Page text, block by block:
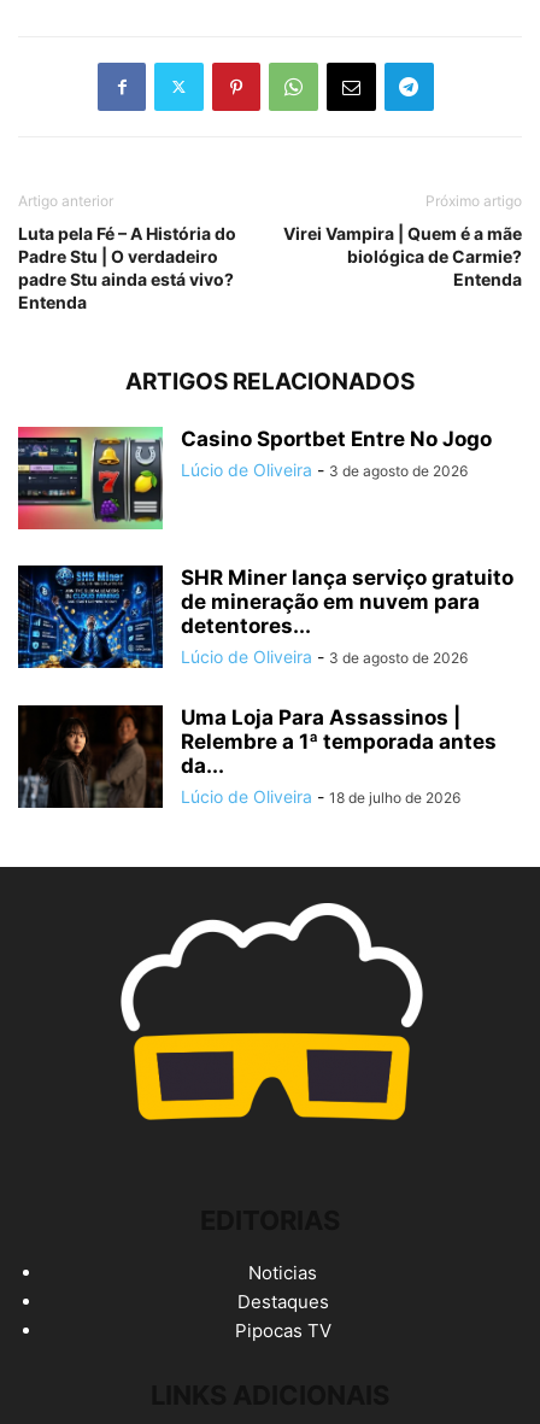
Artigo anterior
Luta pela Fé – A História do
Padre Stu | O verdadeiro
padre Stu ainda está vivo?
Entenda
Próximo artigo
Virei Vampira | Quem é a mãe
biológica de Carmie?
Entenda
ARTIGOS RELACIONADOS
Casino Sportbet Entre No Jogo
Lúcio de Oliveira - 3 de agosto de 2026
SHR Miner lança serviço gratuito
de mineração em nuvem para
detentores...
Lúcio de Oliveira - 3 de agosto de 2026
Uma Loja Para Assassinos |
Relembre a 1ª temporada antes
da...
Lúcio de Oliveira - 18 de julho de 2026
Noticias
Destaques
Pipocas TV